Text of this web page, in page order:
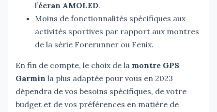
l’écran AMOLED.
Moins de fonctionnalités spécifiques aux
activités sportives par rapport aux montres
de la série Forerunner ou Fenix.
En fin de compte, le choix de la montre GPS
Garmin la plus adaptée pour vous en 2023
dépendra de vos besoins spécifiques, de votre
budget et de vos préférences en matière de